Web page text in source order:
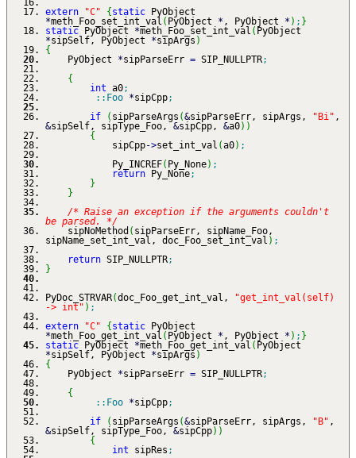
extern
"C" { static PyObject
*meth_Foo_set_int_val ( PyObject * , PyObject * ) ; }
static PyObject *meth_Foo_set_int_val ( PyObject
*sipSelf, PyObject *sipArgs )
{
PyObject *sipParseErr = SIP_NULLPTR;
{
int a0;
:: Foo *sipCpp;
if
( sipParseArgs (&sipParseErr, sipArgs, "Bi" ,
&sipSelf, sipType_Foo, &sipCpp, &a0) )
{
sipCpp->set_int_val (a0) ;
Py_INCREF( Py_None) ;
return Py_None;
}
}
/* Raise an exception if the arguments couldn't
be parsed. */
sipNoMethod ( sipParseErr, sipName_Foo,
sipName_set_int_val, doc_Foo_set_int_val ) ;
return SIP_NULLPTR;
}
PyDoc_STRVAR(doc_Foo_get_int_val,
"get_int_val(self)
-> int" ) ;
extern
"C" { static PyObject
*meth_Foo_get_int_val ( PyObject * , PyObject * ) ; }
static PyObject *meth_Foo_get_int_val ( PyObject
*sipSelf, PyObject *sipArgs )
{
PyObject *sipParseErr = SIP_NULLPTR;
{
:: Foo *sipCpp;
if
( sipParseArgs (&sipParseErr, sipArgs, "B" ,
&sipSelf, sipType_Foo, &sipCpp) )
{
int sipRes ;